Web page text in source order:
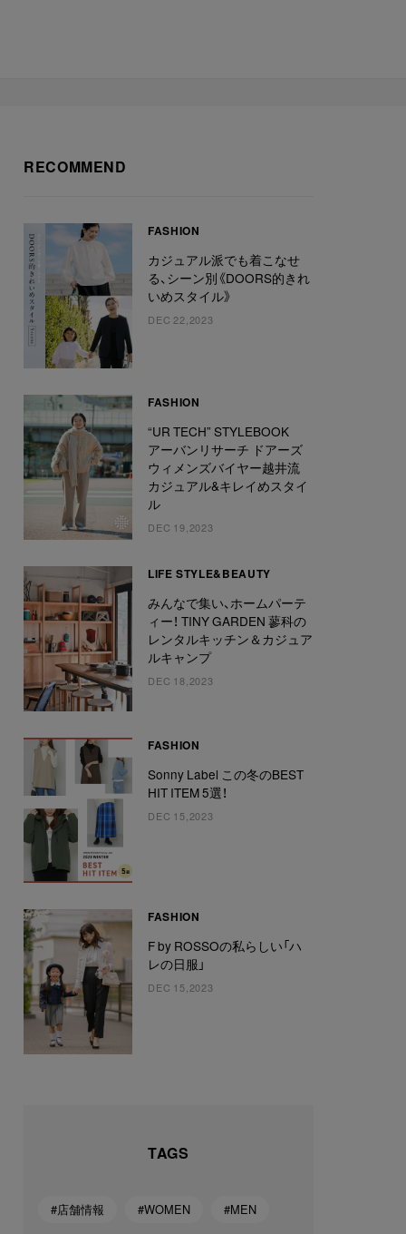
RECOMMEND
FASHION
カジュアル派でも着こなせ
る、シーン別《DOORS的きれ
いめスタイル》
DEC 22,2023
FASHION
“UR TECH” STYLEBOOK
アーバンリサーチ ドアーズ
ウィメンズバイヤー越井流
カジュアル&キレイめスタイ
ル
DEC 19,2023
LIFE STYLE&BEAUTY
みんなで集い、ホームパーテ
ィー！ TINY GARDEN 蓼科の
レンタルキッチン＆カジュア
ルキャンプ
DEC 18,2023
FASHION
Sonny Label この冬のBEST
HIT ITEM 5選！
DEC 15,2023
FASHION
F by ROSSOの私らしい「ハ
レの日服」
DEC 15,2023
TAGS
#店舗情報 #WOMEN #MEN